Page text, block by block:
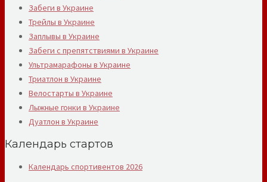
Забеги в Украине
Трейлы в Украине
Заплывы в Украине
Забеги с препятствиями в Украине
Ультрамарафоны в Украине
Триатлон в Украине
Велостарты в Украине
Лыжные гонки в Украине
Дуатлон в Украине
Календарь стартов
Календарь спортивентов 2026